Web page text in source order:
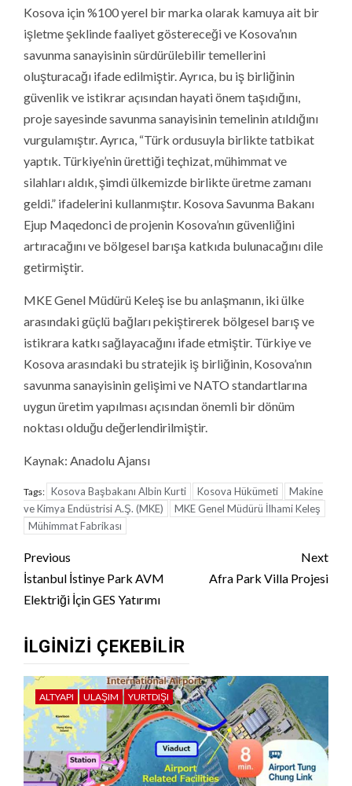
Kosova için %100 yerel bir marka olarak kamuya ait bir
işletme şeklinde faaliyet göstereceği ve Kosova’nın
savunma sanayisinin sürdürülebilir temellerini
oluşturacağı ifade edilmiştir. Ayrıca, bu iş birliğinin
güvenlik ve istikrar açısından hayati önem taşıdığını,
proje sayesinde savunma sanayisinin temelinin atıldığını
vurgulamıştır. Ayrıca, “Türk ordusuyla birlikte tatbikat
yaptık. Türkiye’nin ürettiği teçhizat, mühimmat ve
silahları aldık, şimdi ülkemizde birlikte üretme zamanı
geldi.” ifadelerini kullanmıştır. Kosova Savunma Bakanı
Ejup Maqedonci de projenin Kosova’nın güvenliğini
artıracağını ve bölgesel barışa katkıda bulunacağını dile
getirmiştir.
MKE Genel Müdürü Keleş ise bu anlaşmanın, iki ülke
arasındaki güçlü bağları pekiştirerek bölgesel barış ve
istikrara katkı sağlayacağını ifade etmiştir. Türkiye ve
Kosova arasındaki bu stratejik iş birliğinin, Kosova’nın
savunma sanayisinin gelişimi ve NATO standartlarına
uygun üretim yapılması açısından önemli bir dönüm
noktası olduğu değerlendirilmiştir.
Kaynak: Anadolu Ajansı
Tags: Kosova Başbakanı Albin Kurti Kosova Hükümeti
Makine
ve Kimya Endüstrisi A.Ş. (MKE)
MKE Genel Müdürü İlhami Keleş
Mühimmat Fabrikası
Continue
Reading
Previous
İstanbul İstinye Park AVM
Elektriği İçin GES Yatırımı
Next
Afra Park Villa Projesi
İLGINIZI ÇEKEBILIR
ALTYAPI ULAŞIM YURTDIŞI